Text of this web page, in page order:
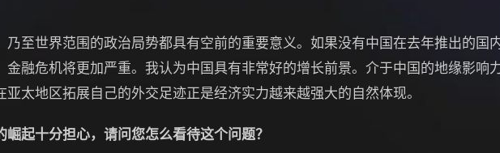
世界范围的政治局势都具有空前的重要意义。如果没有中国在去年推出的国
金融危机将更加严重。我认为中国具有非常好的增长前景。介于中国的地缘影响
太地区拓展自己的外交足迹正是经济实力越来越强大的自然体现。
起十分担心，请问您怎么看待这个问题？